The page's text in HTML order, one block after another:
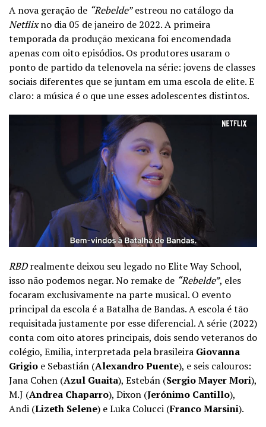
A nova geração de “Rebelde”estreou no catálogo da
Netflixno dia 05 de janeiro de 2022. A primeira
temporada da produção mexicana foi encomendada
apenas com oito episódios. Os produtores usaram o
ponto de partido da telenovela na série: jovens de classes
sociais diferentes que se juntam em uma escola de elite. E
claro: a música é o que une esses adolescentes distintos.
RBDrealmente deixou seu legado no Elite Way School,
isso não podemos negar. No remake de “Rebelde”, eles
focaram exclusivamente na parte musical. O evento
principal da escola é a Batalha de Bandas. A escola é tão
requisitada justamente por esse diferencial. A série (2022)
conta com oito atores principais, dois sendo veteranos do
colégio, Emilia, interpretada pela brasileira Giovanna
Grigio e Sebastián (Alexandro Puente), e seis calouros:
Jana Cohen (Azul Guaita), Estebán (Sergio Mayer Mori),
M.J (Andrea Chaparro), Dixon (Jerónimo Cantillo),
Andi (Lizeth Selene) e Luka Colucci (Franco Marsini).